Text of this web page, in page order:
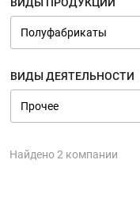
ВИДЫ ДЕЯТЕЛЬНОСТИ
Найдено 2 компании